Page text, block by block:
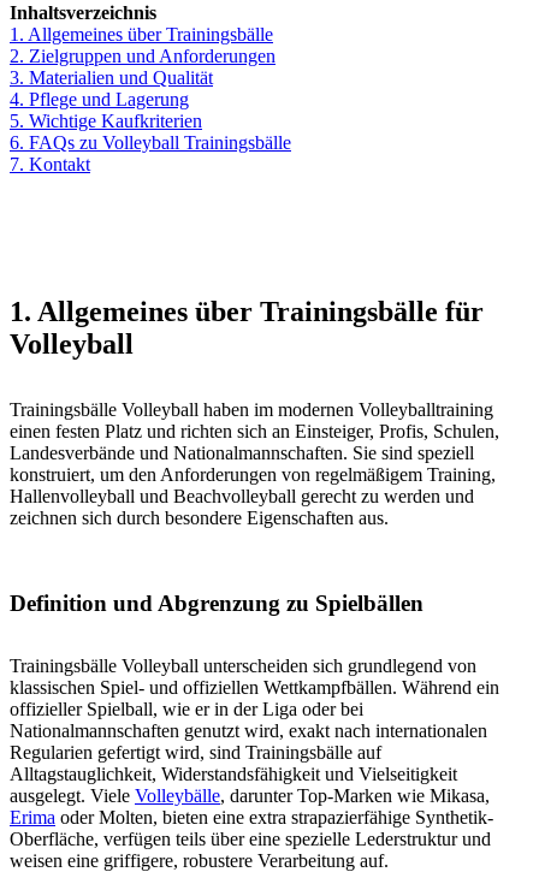
Inhaltsverzeichnis
1. Allgemeines über Trainingsbälle
2. Zielgruppen und Anforderungen
3. Materialien und Qualität
4. Pflege und Lagerung
5. Wichtige Kaufkriterien
6. FAQs zu Volleyball Trainingsbälle
7. Kontakt
1. Allgemeines über Trainingsbälle für
Volleyball
Trainingsbälle Volleyball haben im modernen Volleyballtraining
einen festen Platz und richten sich an Einsteiger, Profis, Schulen,
Landesverbände und Nationalmannschaften. Sie sind speziell
konstruiert, um den Anforderungen von regelmäßigem Training,
Hallenvolleyball und Beachvolleyball gerecht zu werden und
zeichnen sich durch besondere Eigenschaften aus.
Definition und Abgrenzung zu Spielbällen
Trainingsbälle Volleyball unterscheiden sich grundlegend von
klassischen Spiel- und offiziellen Wettkampfbällen. Während ein
offizieller Spielball, wie er in der Liga oder bei
Nationalmannschaften genutzt wird, exakt nach internationalen
Regularien gefertigt wird, sind Trainingsbälle auf
Alltagstauglichkeit, Widerstandsfähigkeit und Vielseitigkeit
ausgelegt. Viele Volleybälle, darunter Top-Marken wie Mikasa,
Erima oder Molten, bieten eine extra strapazierfähige Synthetik-
Oberfläche, verfügen teils über eine spezielle Lederstruktur und
weisen eine griffigere, robustere Verarbeitung auf.